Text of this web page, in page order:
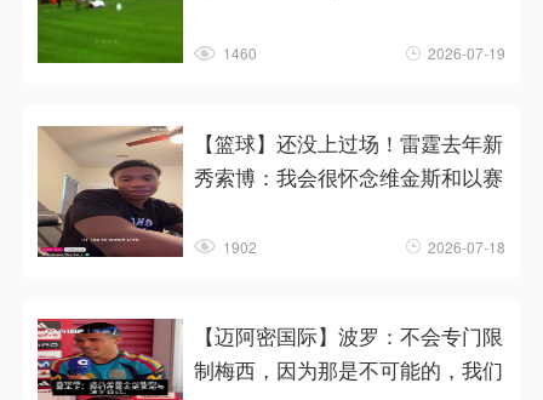
1460 2026-07-19
【篮球】还没上过场！雷霆去年新
秀索博：我会很怀念维金斯和以赛
1902 2026-07-18
【迈阿密国际】波罗：不会专门限
制梅西，因为那是不可能的，我们